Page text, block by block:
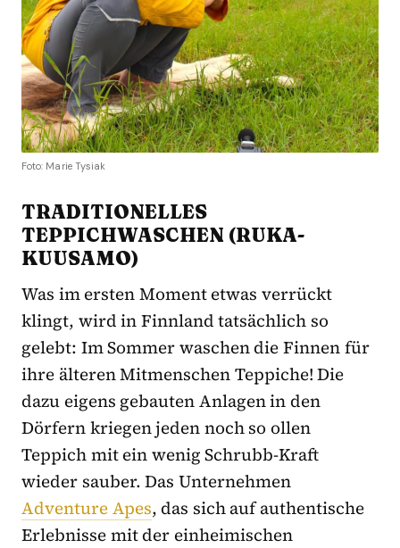
Foto: Marie Tysiak
TRADITIONELLES
TEPPICHWASCHEN (RUKA-
KUUSAMO)
Was im ersten Moment etwas verrückt
klingt, wird in Finnland tatsächlich so
gelebt: Im Sommer waschen die Finnen für
ihre älteren Mitmenschen Teppiche! Die
dazu eigens gebauten Anlagen in den
Dörfern kriegen jeden noch so ollen
Teppich mit ein wenig Schrubb-Kraft
wieder sauber. Das Unternehmen
Adventure Apes, das sich auf authentische
Erlebnisse mit der einheimischen